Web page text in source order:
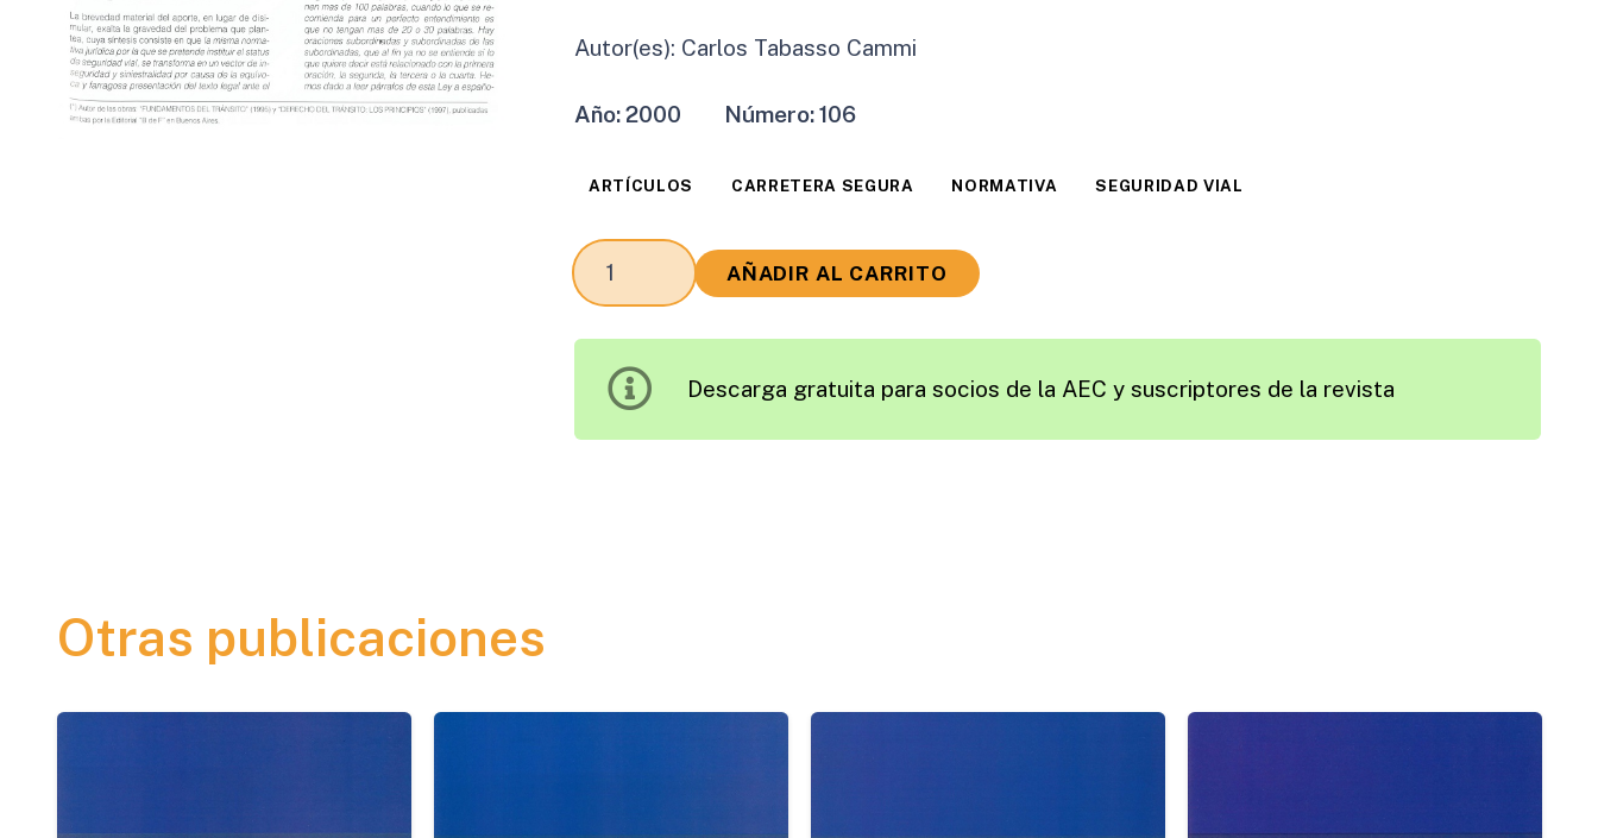
Autor(es): Carlos Tabasso Cammi
Año:2000 Número:106
ARTÍCULOS CARRETERA SEGURA NORMATIVA SEGURIDAD VIAL
Técnica,
Derecho
AÑADIR AL CARRITO
Descarga gratuita para socios de la AEC y suscriptores de la revista
Otras publicaciones